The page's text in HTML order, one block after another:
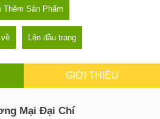
Thêm Sản Phẩm
Lên đầu trang
GIỚI THIỆU
Mại Đại Chí